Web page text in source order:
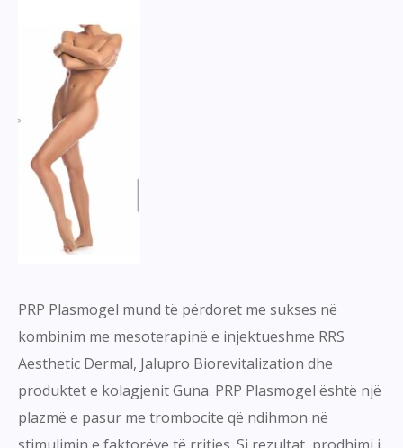
PRP Plasmogel mund të përdoret me sukses në
kombinim me mesoterapinë e injektueshme RRS
Aesthetic Dermal, Jalupro Biorevitalization dhe
produktet e kolagjenit Guna. PRP Plasmogel është një
plazmë e pasur me trombocite që ndihmon në